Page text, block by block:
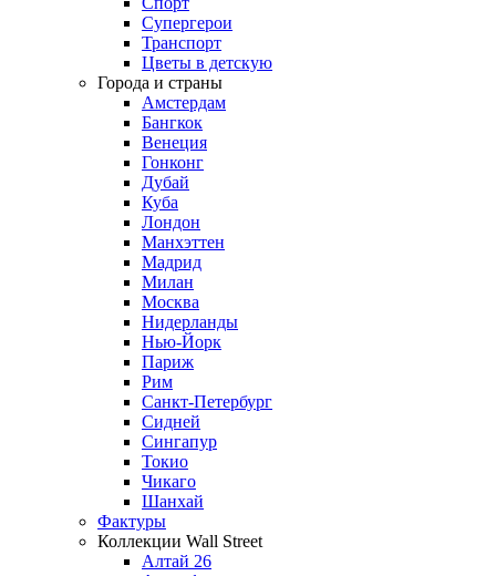
Супергерои
Транспорт
Цветы в детскую
Города и страны
Амстердам
Бангкок
Венеция
Гонконг
Дубай
Куба
Лондон
Манхэттен
Мадрид
Милан
Москва
Нидерланды
Нью-Йорк
Париж
Рим
Санкт-Петербург
Сидней
Сингапур
Токио
Чикаго
Шанхай
Фактуры
Коллекции Wall Street
Алтай 26